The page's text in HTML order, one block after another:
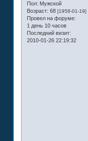
Пол: Мужской
Возраст: 68 [1958-01-19]
Провел на форуме:
1 день 10 часов
Последний визит:
2010-01-26 22:19:32